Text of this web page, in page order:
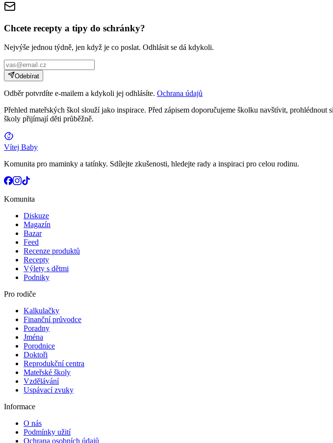
Chcete recepty a tipy do schránky?
Nejvýše jednou týdně, jen když je co poslat. Odhlásit se dá kdykoli.
Odebírat
Odběr potvrdíte e-mailem a kdykoli jej odhlásíte. Ochrana údajů
Přehled mateřských škol slouží jako inspirace. Před zápisem doporučujeme školku navštívit,
školy přijímají děti průběžně.
Vítej Baby
Komunita pro maminky a tatínky. Sdílejte zkušenosti, hledejte rady a inspiraci pro celou rodinu.
Komunita
Diskuze
Magazín
Bazar
Feed
Recenze produktů
Recepty
Výlety s dětmi
Podniky
Pro rodiče
Kalkulačky
Finanční průvodce
Poradny
Jména
Porodnice
Doktoři
Reprodukční centra
Mateřské školy
Vzdělávání
Uspávací zvuky
Informace
O nás
Podmínky užití
Ochrana osobních údajů